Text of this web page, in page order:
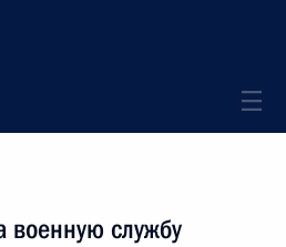
военную службу